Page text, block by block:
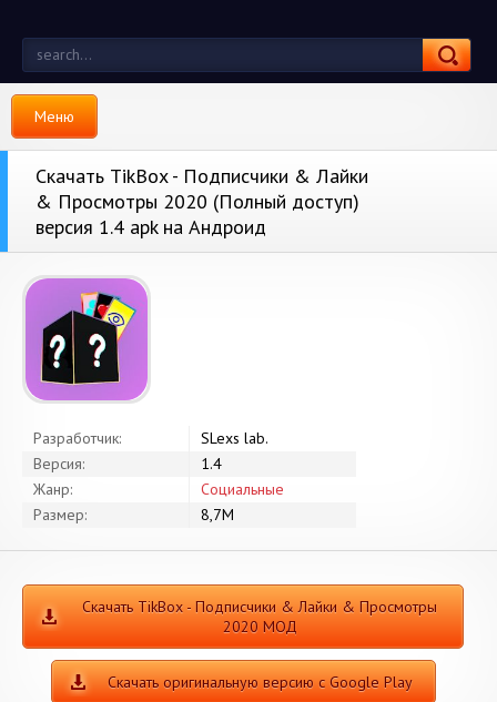
Меню
Скачать TikBox - Подписчики & Лайки
& Просмотры 2020 (Полный доступ)
версия 1.4 apk на Андроид
Разработчик:
SLexs lab.
Версия:
1.4
Жанр:
Социальные
Размер:
8,7M
Скачать TikBox - Подписчики & Лайки & Просмотры
2020 МОД
Скачать оригинальную версию с Google Play